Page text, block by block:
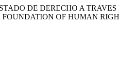
DE DERECHO A
OF HUMAN